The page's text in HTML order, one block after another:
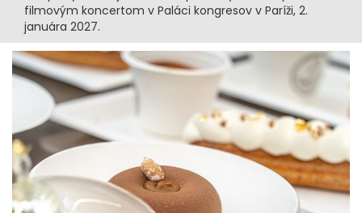
filmovým koncertom v Paláci kongresov v Paríži, 2.
januára 2027.